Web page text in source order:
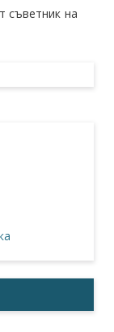
съветник на